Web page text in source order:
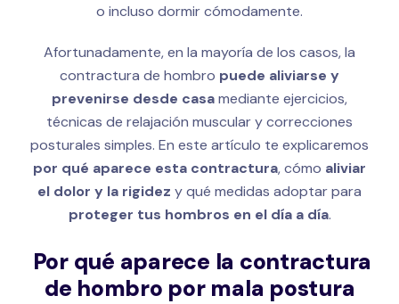
o incluso dormir cómodamente.
Afortunadamente, en la mayoría de los casos, la
contractura de hombro puede aliviarse y
prevenirse desde casamediante ejercicios,
técnicas de relajación muscular y correcciones
posturales simples. En este artículo te explicaremos
por qué aparece esta contractura, cómo aliviar
el dolor y la rigidez y qué medidas adoptar para
proteger tus hombros en el día a día.
Por qué aparece la contractura
de hombro por mala postura